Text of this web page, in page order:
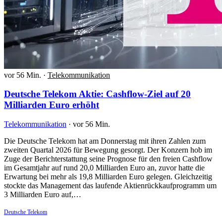
vor 56 Min. · Telekommunikation
Deutsche Telekom Aktie: Cashflow-Ziel auf 20
Milliarden Euro erhöht
Telekommunikation · vor 56 Min.
Die Deutsche Telekom hat am Donnerstag mit ihren Zahlen zum
zweiten Quartal 2026 für Bewegung gesorgt. Der Konzern hob im
Zuge der Berichterstattung seine Prognose für den freien Cashflow
im Gesamtjahr auf rund 20,0 Milliarden Euro an, zuvor hatte die
Erwartung bei mehr als 19,8 Milliarden Euro gelegen. Gleichzeitig
stockte das Management das laufende Aktienrückkaufprogramm um
3 Milliarden Euro auf,…
Deutsche Telekom